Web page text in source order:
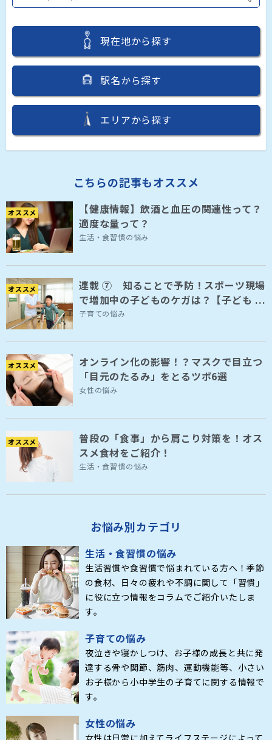
現在地から探す
駅名から探す
エリアから探す
こちらの記事もオススメ
オススメ
【健康情報】飲酒と血圧の関連性って？
適度な量って？
生活・食習慣の悩み
オススメ
連載 ⑦ 知ることで予防！スポーツ現場
で増加中の子どものケガは？【子ども ...
子育ての悩み
オススメ
オンライン化の影響！？マスクで目立つ
「目元のたるみ」をとるツボ6選
女性の悩み
オススメ
普段の「食事」から肩こり対策を！オス
スメ食材をご紹介！
生活・食習慣の悩み
お悩み別カテゴリ
生活・食習慣の悩み
生活習慣や食習慣で悩まれている方へ！季節
の食材、日々の疲れや不調に関して「習慣」
に役に立つ情報をコラムでご紹介いたしま
す。
子育ての悩み
夜泣きや寝かしつけ、お子様の成長と共に発
達する骨や関節、筋肉、運動機能等、小さい
お子様から小中学生の子育てに関する情報で
す。
女性の悩み